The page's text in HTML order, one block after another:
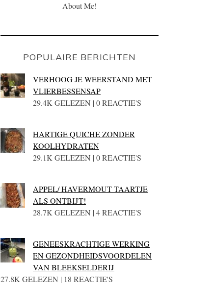
About Me!
POPULAIRE BERICHTEN
VERHOOG JE WEERSTAND MET
VLIERBESSENSAP
29.4K GELEZEN | 0 REACTIE'S
HARTIGE QUICHE ZONDER
KOOLHYDRATEN
29.1K GELEZEN | 0 REACTIE'S
APPEL/ HAVERMOUT TAARTJE
ALS ONTBIJT!
28.7K GELEZEN | 4 REACTIE'S
GENEESKRACHTIGE WERKING
EN GEZONDHEIDSVOORDELEN
VAN BLEEKSELDERIJ
27.8K GELEZEN | 18 REACTIE'S